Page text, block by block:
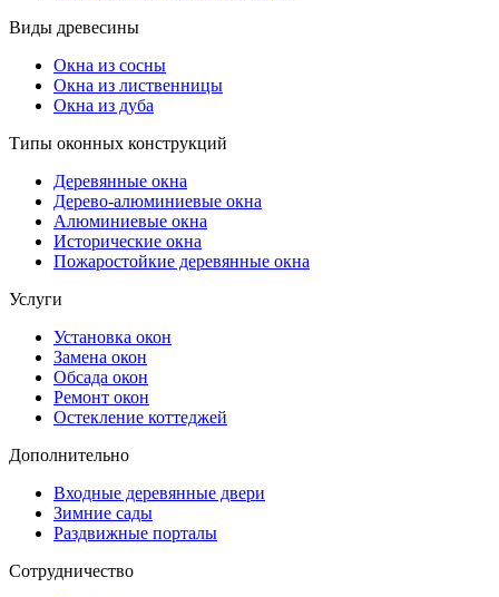
Виды древесины
Окна из сосны
Окна из лиственницы
Окна из дуба
Типы оконных конструкций
Деревянные окна
Дерево-алюминиевые окна
Алюминиевые окна
Исторические окна
Пожаростойкие деревянные окна
Услуги
Установка окон
Замена окон
Обсада окон
Ремонт окон
Остекление коттеджей
Дополнительно
Входные деревянные двери
Зимние сады
Раздвижные порталы
Сотрудничество